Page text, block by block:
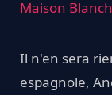
Maison
Il n'en sera
espagnole,